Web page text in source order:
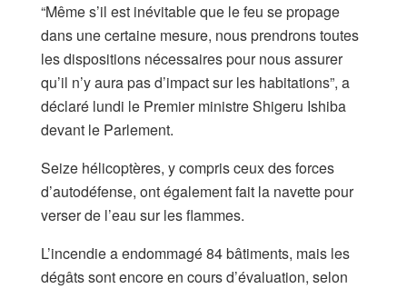
“Même s’il est inévitable que le feu se propage
dans une certaine mesure, nous prendrons toutes
les dispositions nécessaires pour nous assurer
qu’il n’y aura pas d’impact sur les habitations”, a
déclaré lundi le Premier ministre Shigeru Ishiba
devant le Parlement.
Seize hélicoptères, y compris ceux des forces
d’autodéfense, ont également fait la navette pour
verser de l’eau sur les flammes.
L’incendie a endommagé 84 bâtiments, mais les
dégâts sont encore en cours d’évaluation, selon